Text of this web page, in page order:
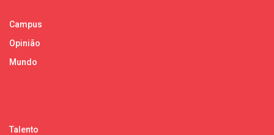
Campus
Opinião
Mundo
Talento